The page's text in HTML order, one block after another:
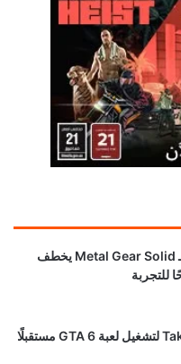
ريميك غير رسمي لـ Metal Gear Solid يخطف
للتجربة
هل تخطط Take-Two لتشغيل لعبة GTA 6 مستقبلًا